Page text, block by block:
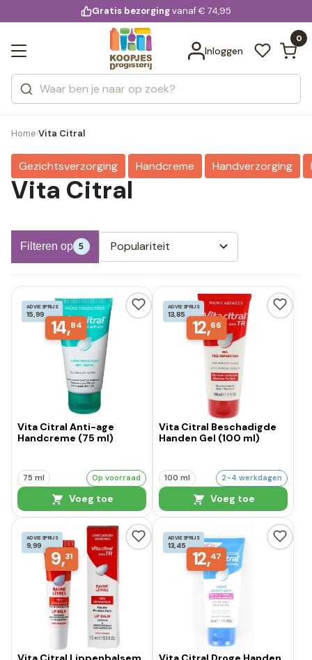
voor 20:00 uur besteld
Gratis bezorgingvanaf € 74,95
Inloggen
0
Zoeken
Categorieën
Merken
Bekijk alle resultaten
Home›Vita Citral
Gezichtsverzorging Handcreme Handverzorging
Vita Citral
Filteren op 5 Populariteit
ADVIESPRIJS
15,99
14,84
Vita Citral Anti-age
Handcreme (75 ml)
75 ml Op voorraad
Voeg toe
ADVIESPRIJS
13,85
12,66
Vita Citral Beschadigde
Handen Gel (100 ml)
100 ml 2-4 werkdagen
Voeg toe
ADVIESPRIJS
9,99
9,31
ADVIESPRIJS
13,45
12,47